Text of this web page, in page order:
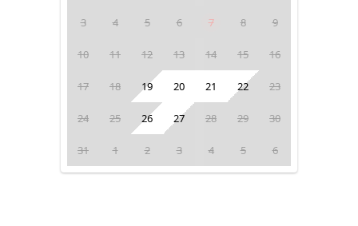
3 4 5 6 7 8 9
10 11 12 13 14 15 16
17 18 19 20 21 22 23
24 25 26 27 28 29 30
31 1 2 3 4 5 6